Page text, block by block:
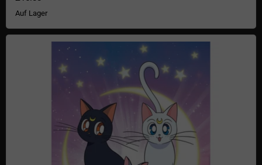
Auf Lager
Sailor Moon Poster Luna, Artemis & Diana